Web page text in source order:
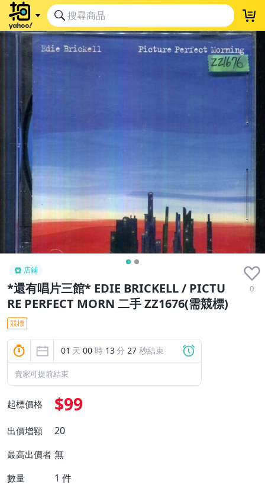
店鋪
*還有唱片三館* EDIE BRICKELL / PICTU
RE PERFECT MORN 二手 ZZ1676(需競標)
0
競標
01 天 00 時 13分 26 秒結束
賣家可提前結束
起標價格 $99
出價增額 20
最高出價者 無
數量 1 件